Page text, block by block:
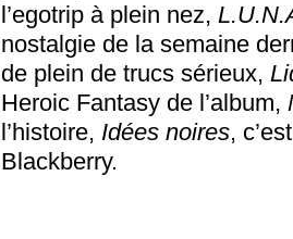
l’egotrip à plein nez,
nostalgie de la semaine
de plein de trucs sérieux,
Heroic Fantasy de l’album,
l’histoire, Idées noires,
Blackberry.